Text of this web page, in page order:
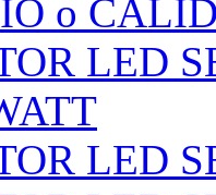
o
LED
LED